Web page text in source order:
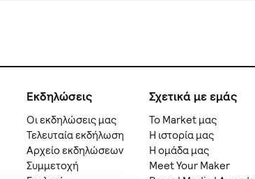
Εκδηλώσεις
Οι εκδηλώσεις μας
Τελευταία εκδήλωση
Αρχείο εκδηλώσεων
Συμμετοχή
Σχετικά με εμάς
Το Market μας
Η ιστορία μας
Η ομάδα μας
Meet Your Maker